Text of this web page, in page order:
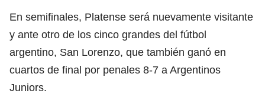
En semifinales, Platense será nuevamente visitante
y ante otro de los cinco grandes del fútbol
argentino, San Lorenzo, que también ganó en
cuartos de final por penales 8-7 a Argentinos
Juniors.